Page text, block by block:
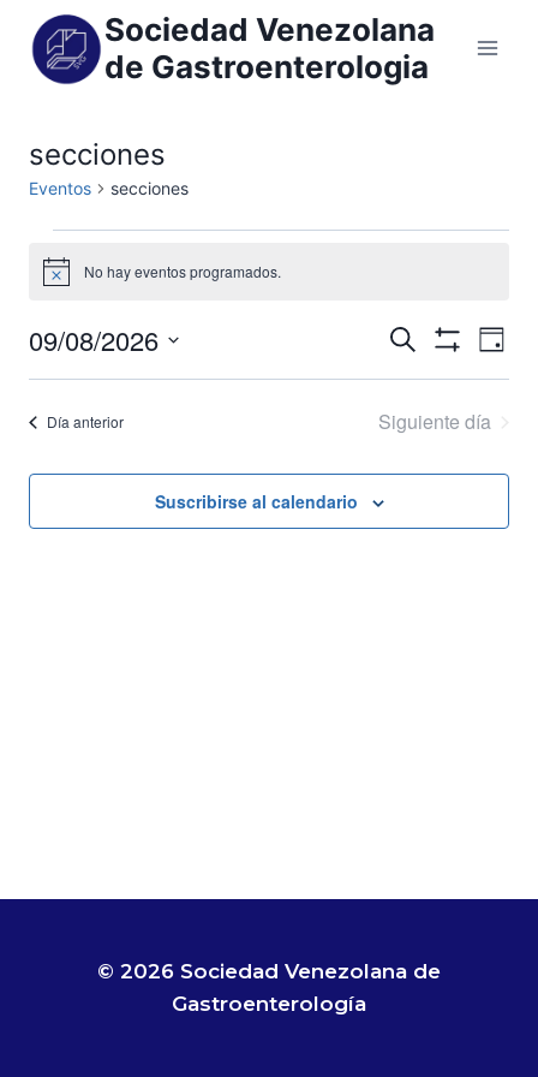
Sociedad Venezolana
de Gastroenterologia
secciones
Eventos secciones
Aviso No hay eventos programados.
Buscar
Filtros de
de
Día
09/08/2026
Selecciona
Día anterior Siguiente día
Suscribirse al calendario
© 2026 Sociedad Venezolana de
Gastroenterología